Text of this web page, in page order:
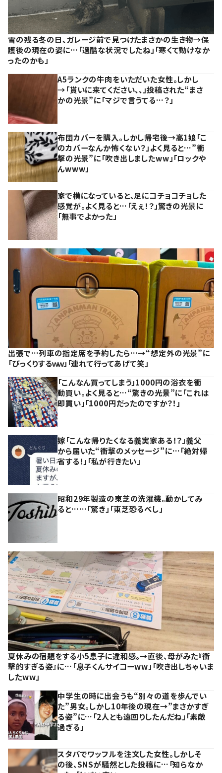
雪の残る冬の日、ガレージ前で見つけたまさかの生き物→保
護後の現在の姿に…「過酷な状況でしたね」「寒くて動けなか
ったのかも」
A5ランクの牛肉をいただいた女性。しかし
→「貰いに来てください、、」投稿された“まさ
かの光景”に「マジで言うてる…？」
布団カバーを購入。しかし帰宅後→高1娘「こ
のカバーなんか怖くない？」よく見ると…”衝
撃の光景”に「吹き出しましたww」「ロックや
んwww」
家で横になっていると、足にコチョコチョした
感覚が。よく見ると…「えぇ！？」驚きの光景に
「無事でよかった」
出張で…列車の指定席を予約したら…→“想定外の光景”に
「びっくりするｗｗ」「連れて行ってあげて笑」
「こんなん買ってしまう」1000円の浴衣を衝
動買い。よく見ると…“驚きの光景”に「これは
即買い」「1000円だったのですか？！」
嫁「こんな帰りたくなる義実家ある！？」義父
から届いた“衝撃のメッセージ”に…「絶対帰
省する！」「私が行きたい」
昭和29年製造の東芝の洗濯機。動かしてみ
ると……「驚き」「東芝恐るべし」
夏休みの宿題をする小5息子に違和感。→直後、母がみた『衝
撃的すぎる姿』に…「息子くんサイコーww」「吹き出しちゃいま
したww」
中学生の時に出会うも“別々の道を歩んでい
た”男女。しかし10年後の現在→”まさかすぎ
る姿”に…「2人とも遠回りしたんだね」「素敵
過ぎる」
スタバでワッフルを注文した女性。しかしそ
の後、SNSが騒然とした投稿に…「知らなか